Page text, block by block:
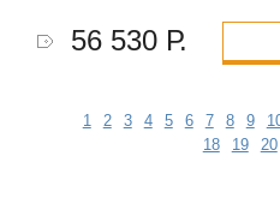
56 530 Р.
1 2 3 4 5 6 7 8 9
18
19 20